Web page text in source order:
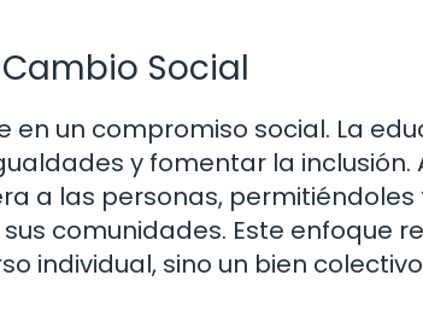
Social
un compromiso social. La
y fomentar la inclusión.
a las personas,
comunidades. Este enfoque
individual, sino un bien